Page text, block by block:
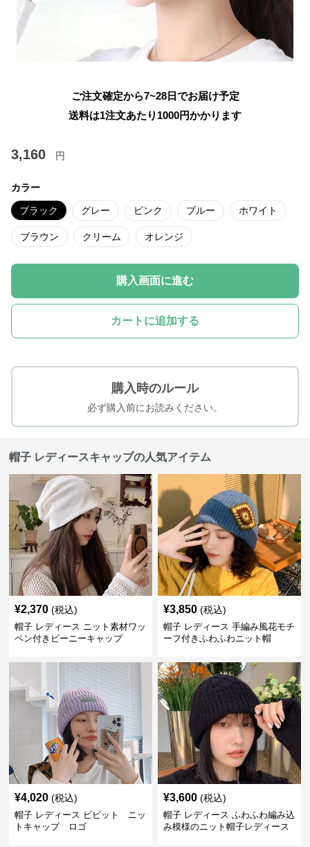
ご注文確定から7~28日でお届け予定
送料は1注文あたり 1000円かかります
3,160 円
カラー
ブラック グレー ピンク ブルー ホワイト
ブラウン クリーム オレンジ
購入画面に進む
カートに追加する
購入時のルール
必ず購入前にお読みください。
帽子 レディースキャップの人気アイテム
¥2,370 (税込)
帽子 レディース ニット素材ワッ
ペン付きビーニーキャップ
¥3,850 (税込)
帽子 レディース 手編み風花モチ
ーフ付きふわふわニット帽
¥4,020 (税込)
帽子 レディース ビビット ニッ
トキャップ ロゴ
¥3,600 (税込)
帽子 レディース ふわふわ編み込
み模様のニット帽子レディース